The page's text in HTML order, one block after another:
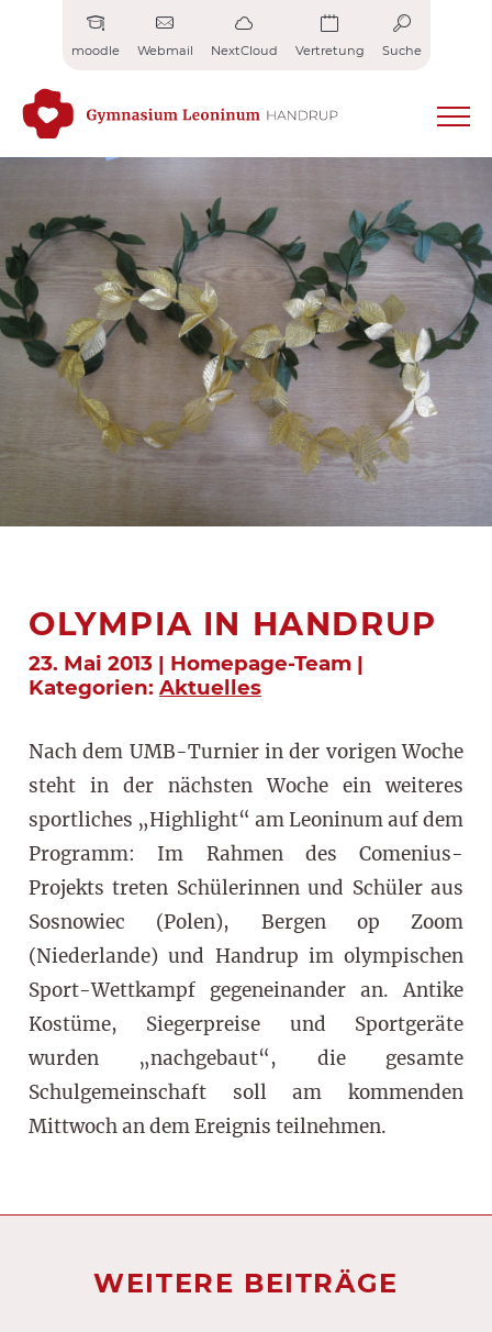
moodle Webmail NextCloud Vertretung Suche
OLYMPIA IN HANDRUP
23. Mai 2013 | Homepage-Team |
Kategorien: Aktuelles
Nach dem UMB-Turnier in der vorigen Woche
steht in der nächsten Woche ein weiteres
sportliches „Highlight“ am Leoninum auf dem
Programm: Im Rahmen des Comenius-
Projekts treten Schülerinnen und Schüler aus
Sosnowiec (Polen), Bergen op Zoom
(Niederlande) und Handrup im olympischen
Sport-Wettkampf gegeneinander an. Antike
Kostüme, Siegerpreise und Sportgeräte
wurden „nachgebaut“, die gesamte
Schulgemeinschaft soll am kommenden
Mittwoch an dem Ereignis teilnehmen.
WEITERE BEITRÄGE